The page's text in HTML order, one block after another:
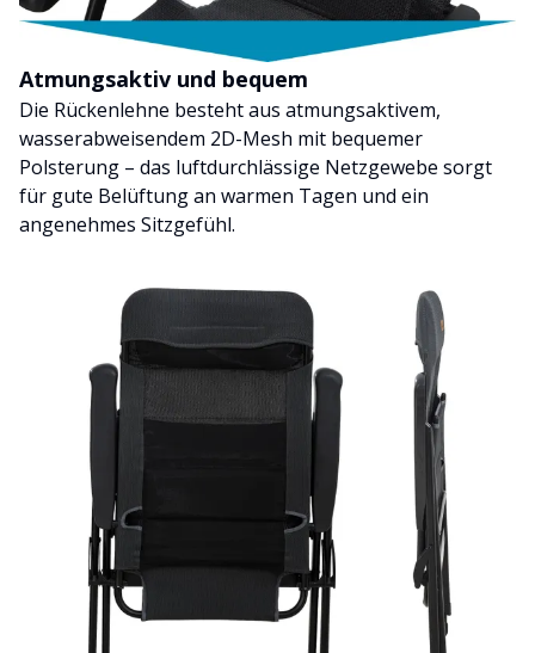
Atmungsaktiv und bequem
Die Rückenlehne besteht aus atmungsaktivem,
wasserabweisendem 2D-Mesh mit bequemer
Polsterung – das luftdurchlässige Netzgewebe sorgt
für gute Belüftung an warmen Tagen und ein
angenehmes Sitzgefühl.